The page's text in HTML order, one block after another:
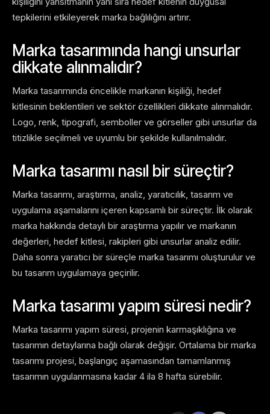
tepkilerini etkileyerek marka bağlılığını artırır.
Marka tasarımında hangi unsurlar
dikkate alınmalıdır?
Marka tasarımında öncelikle markanın kişiliği, hedef
kitlesinin beklentileri ve sektör özellikleri dikkate alınmalıdır.
Logo, renk, tipografi, semboller ve görseller gibi unsurlar da
titizlikle seçilmeli ve uyumlu bir şekilde kullanılmalıdır.
Marka tasarımı nasıl bir süreçtir?
Marka tasarımı, araştırma, analiz, yaratıcılık, tasarım ve
uygulama aşamalarını içeren kapsamlı bir süreçtir. İlk olarak
marka hakkında detaylı bir araştırma yapılır ve markanın
değerleri, hedef kitlesi, rakipleri gibi unsurlar analiz edilir.
Daha sonra yaratıcı bir süreçle marka tasarımı oluşturulur ve
bu tasarım uygulamaya geçirilir.
Marka tasarımı yapım süresi nedir?
Marka tasarımı yapım süresi, projenin karmaşıklığına ve
tasarımın detaylarına bağlı olarak değişir. Ortalama bir marka
tasarımı projesi, başlangıç aşamasından tamamlanmış
tasarımın uygulanmasına kadar 4 ila 8 hafta sürebilir.